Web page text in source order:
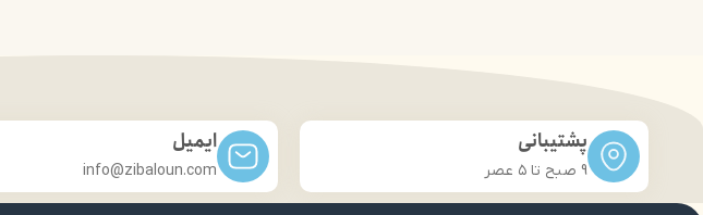
پشتیبانی
9 صبح تا ۵ عصر
ایمیل
info@zibaloun.com